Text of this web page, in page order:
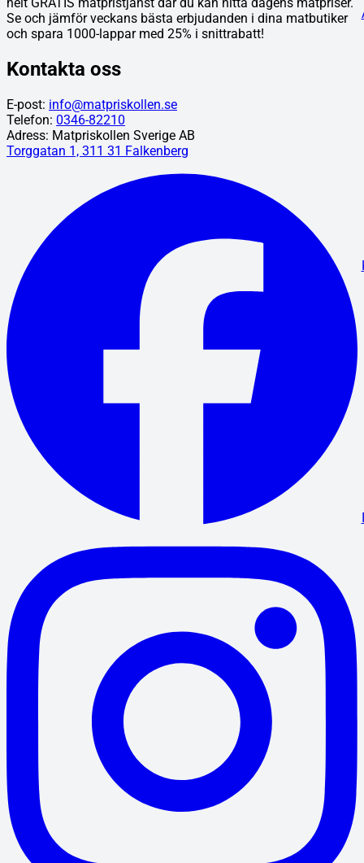
Se och jämför veckans bästa erbjudanden i dina matbutiker
och spara 1000-lappar med 25% i snittrabatt!
Kontakta oss
E-post: info@matpriskollen.se
Telefon: 0346-82210
Adress: Matpriskollen Sverige AB
Torggatan 1, 311 31 Falkenberg